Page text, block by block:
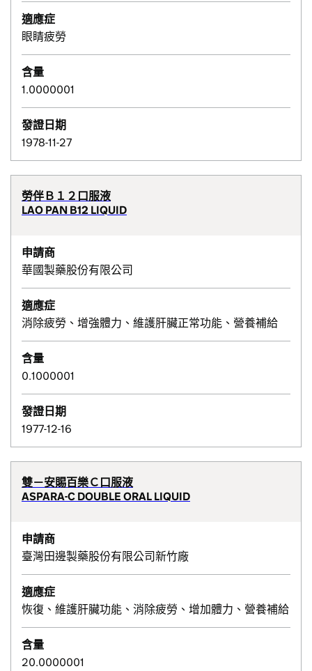
適應症
眼睛疲勞
含量
1.0000001
發證日期
1978-11-27
勞伴Ｂ１２口服液
LAO PAN B12 LIQUID
申請商
華國製藥股份有限公司
適應症
消除疲勞、增強體力、維護肝臟正常功能、營養補給
含量
0.1000001
發證日期
1977-12-16
雙－安賜百樂Ｃ口服液
ASPARA-C DOUBLE ORAL LIQUID
申請商
臺灣田邊製藥股份有限公司新竹廠
適應症
恢復、維護肝臟功能、消除疲勞、增加體力、營養補給
含量
20.0000001